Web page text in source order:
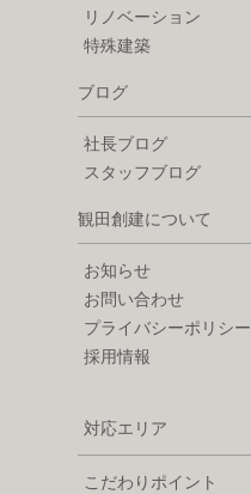
リノベーション
特殊建築
ブログ
社長ブログ
スタッフブログ
観田創建について
お知らせ
お問い合わせ
プライバシーポリシー
採用情報
対応エリア
こだわりポイント